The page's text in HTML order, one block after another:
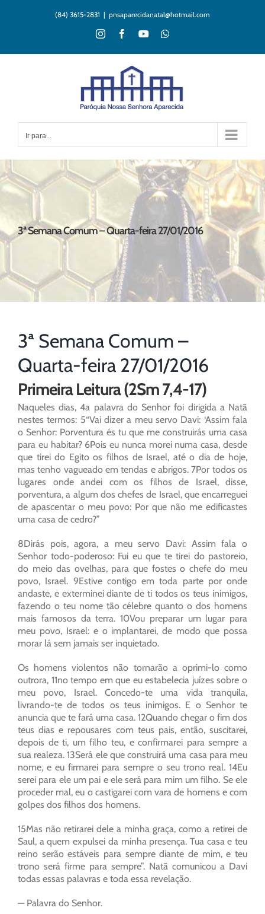
(84) 3615-2831 | pnsaparecidanatal@hotmail.com
InstagramFacebookYouTubeWhatsApp
Ir para...
3ª Semana Comum – Quarta-feira 27/01/2016
3ª Semana Comum –
Quarta-feira 27/01/2016
Primeira Leitura (2Sm 7,4-17)
Naqueles dias, 4a palavra do Senhor foi dirigida a Natã
nestes termos: 5“Vai dizer a meu servo Davi: ‘Assim fala
o Senhor: Porventura és tu que me construirás uma casa
para eu habitar? 6Pois eu nunca morei numa casa, desde
que tirei do Egito os filhos de Israel, até o dia de hoje,
mas tenho vagueado em tendas e abrigos. 7Por todos os
lugares onde andei com os filhos de Israel, disse,
porventura, a algum dos chefes de Israel, que encarreguei
de apascentar o meu povo: Por que não me edificastes
uma casa de cedro?”
8Dirás pois, agora, a meu servo Davi: Assim fala o
Senhor todo-poderoso: Fui eu que te tirei do pastoreio,
do meio das ovelhas, para que fostes o chefe do meu
povo, Israel. 9Estive contigo em toda parte por onde
andaste, e exterminei diante de ti todos os teus inimigos,
fazendo o teu nome tão célebre quanto o dos homens
mais famosos da terra. 10Vou preparar um lugar para
meu povo, Israel: e o implantarei, de modo que possa
morar lá sem jamais ser inquietado.
Os homens violentos não tornarão a oprimi-lo como
outrora, 11no tempo em que eu estabelecia juízes sobre o
meu povo, Israel. Concedo-te uma vida tranquila,
livrando-te de todos os teus inimigos. E o Senhor te
anuncia que te fará uma casa. 12Quando chegar o fim dos
teus dias e repousares com teus pais, então, suscitarei,
depois de ti, um filho teu, e confirmarei para sempre a
sua realeza. 13Será ele que construirá uma casa para meu
nome, e eu firmarei para sempre o seu trono real. 14Eu
serei para ele um pai e ele será para mim um filho. Se ele
proceder mal, eu o castigarei com vara de homens e com
golpes dos filhos dos homens.
15Mas não retirarei dele a minha graça, como a retirei de
Saul, a quem expulsei da minha presença. Tua casa e teu
reino serão estáveis para sempre diante de mim, e teu
trono será firme para sempre”. Natã comunicou a Davi
todas essas palavras e toda essa revelação.
— Palavra do Senhor.